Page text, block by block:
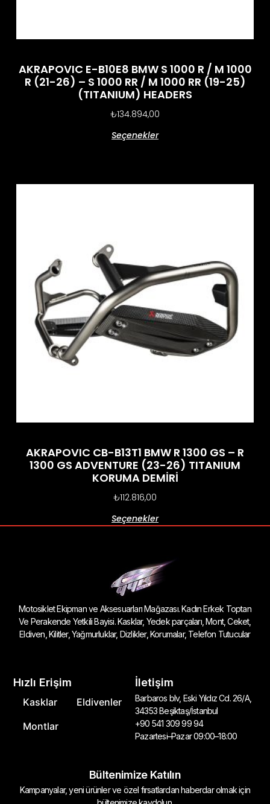
AKRAPOVIC E-B10E8 BMW S 1000 R / M 1000
R (21-26) – S 1000 RR / M 1000 RR (19-25)
(TITANIUM) HEADERS
₺134.894,00
Seçenekler
AKRAPOVIC CB-B13T1 BMW R 1300 GS – R
1300 GS ADVENTURE (23-26) TITANIUM
KORUMA DEMİRİ
₺112.816,00
Seçenekler
Motosiklet Ekipman ve Aksesuarları Mağazası. Kadın Erkek Toptan
Ve Perakende Yetkili Bayisi. Kasklar, Yedek parçaları, Mont, Ceket,
Eldiven, Kilitler, Yağmurluklar, Dizlikler, Korumalar, Telefon Tutucular
Hızlı Erişim
Kasklar
Eldivenler
Montlar
İletişim
Barbaros blv, Eski Yıldız Cd. 26/A,
34353 Beşiktaş/İstanbul
+90 541 309 99 94
Pazartesi–Pazar 09:00–18:00
Bültenimize Katılın
Kampanyalar, yeni ürünler ve özel fırsatlardan haberdar olmak için